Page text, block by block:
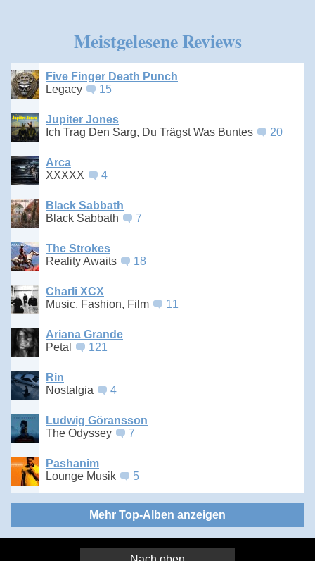
Meistgelesene Reviews
Five Finger Death Punch
Legacy
15
Jupiter Jones
Ich Trag Den Sarg, Du Trägst Was Buntes
20
Arca
XXXXX
4
Black Sabbath
Black Sabbath
7
The Strokes
Reality Awaits
18
Charli XCX
Music, Fashion, Film
11
Ariana Grande
Petal
121
Rin
Nostalgia
4
Ludwig Göransson
The Odyssey
7
Pashanim
Lounge Musik
5
Mehr Top-Alben anzeigen